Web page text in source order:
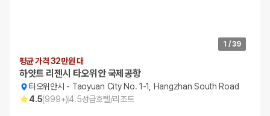
1 /39
평균 가격 32만원 대
하얏트 리젠시 타오위안 국제공항
타오위안시 - Taoyuan City No. 1-1, Hangzhan South Road
4.5(999+)4.5성급호텔/리조트